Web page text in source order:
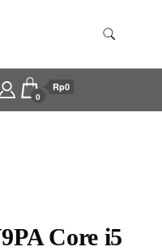
0
Rp0
Core i5